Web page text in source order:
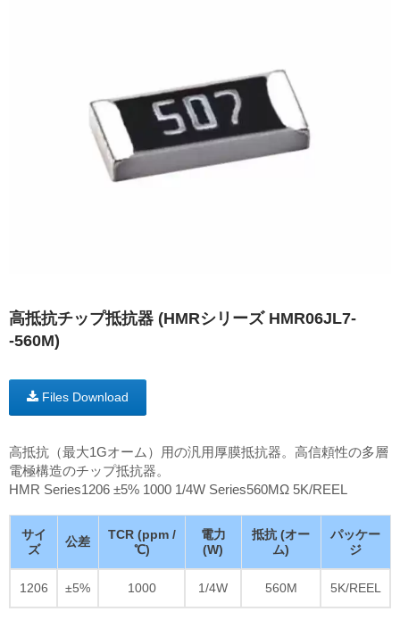
高抵抗チップ抵抗器 (HMRシリーズ HMR06JL7-
-560M)
Files Download
高抵抗（最大1Gオーム）用の汎用厚膜抵抗器。高信頼性の多層
電極構造のチップ抵抗器。
HMR Series1206 ±5% 1000 1/4W Series560MΩ 5K/REEL
サイ
ズ
公差
TCR (ppm /
℃)
電力
(W)
抵抗 (オー
ム)
パッケー
ジ
1206 ±5% 1000 1/4W 560M 5K/REEL